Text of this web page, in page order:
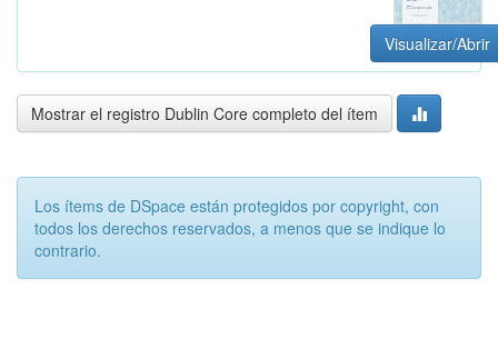
Visualizar/Abrir
Mostrar el registro Dublin Core completo del ítem
Los ítems de DSpace están protegidos por copyright, con
todos los derechos reservados, a menos que se indique lo
contrario.